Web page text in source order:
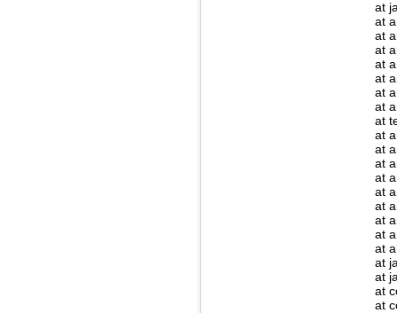
at
at
at
at
at
at
at
at
at
at
at
at
at
at
at
at
at
at
at
at
at
at